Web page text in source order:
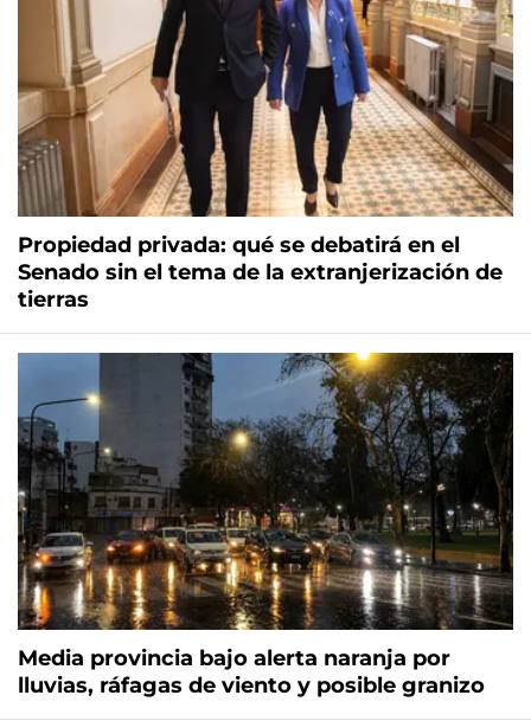
Propiedad privada: qué se debatirá en el
Senado sin el tema de la extranjerización de
tierras
Media provincia bajo alerta naranja por
lluvias, ráfagas de viento y posible granizo